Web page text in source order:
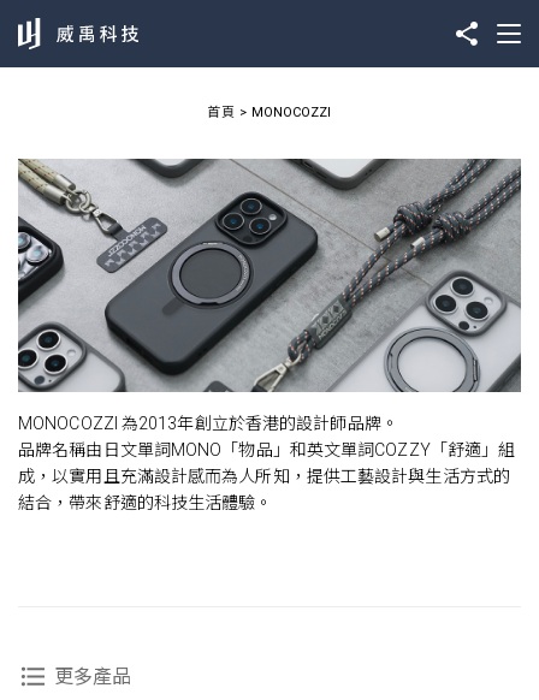
首頁 MONOCOZZI
MONOCOZZI 為2013年創立於香港的設計師品牌。
品牌名稱由日文單詞MONO「物品」和英文單詞COZZY「舒適」組
成，以實用且充滿設計感而為人所知，提供工藝設計與生活方式的
結合，帶來舒適的科技生活體驗。
更多產品